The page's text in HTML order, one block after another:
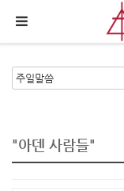
"아덴 사람들"